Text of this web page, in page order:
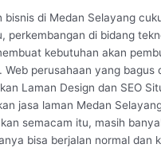
bisnis di Medan Selayang
perkembangan di bidang
kebutuhan akan
Web perusahaan yang bagus
Laman Design dan SEO
jasa laman Medan
semacam itu, masih
bisa berjalan normal dan